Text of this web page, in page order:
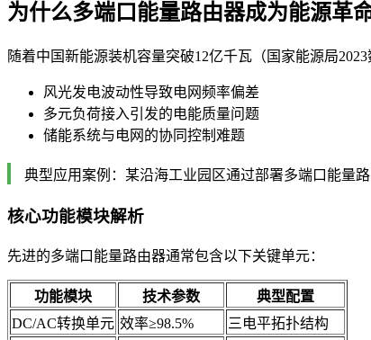
为什么多端口能量路由器成为能源革
随着中国新能源装机容量突破12亿千瓦（国家能源局
风光发电波动性导致电网频率偏差
多元负荷接入引发的电能质量问题
储能系统与电网的协同控制难题
典型应用案例：某沿海工业园区通过部署多端口能量
核心功能模块解析
先进的多端口能量路由器通常包含以下关键单元：
功能模块 技术参数
典型配置
DC/AC转换单元 效率≥98.5%
三电平拓扑结构